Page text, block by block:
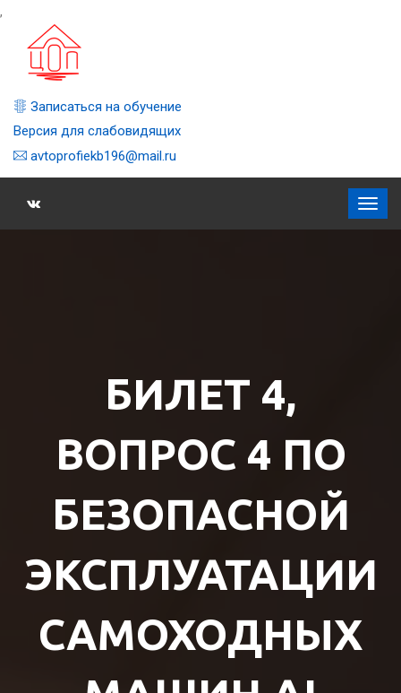
,
Записаться на обучение
Версия для слабовидящих
avtoprofiekb196@mail.ru
БИЛЕТ 4,
ВОПРОС 4 ПО
БЕЗОПАСНОЙ
ЭКСПЛУАТАЦИИ
САМОХОДНЫХ